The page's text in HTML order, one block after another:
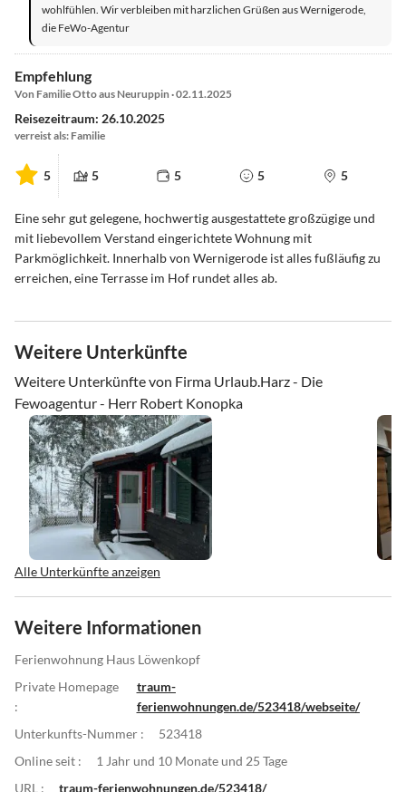
wohlfühlen. Wir verbleiben mit harzlichen Grüßen aus Wernigerode,
die FeWo-Agentur
Empfehlung
Von Familie Otto aus Neuruppin · 02.11.2025
Reisezeitraum: 26.10.2025
verreist als: Familie
5 5 5 5 5
Eine sehr gut gelegene, hochwertig ausgestattete großzügige und
mit liebevollem Verstand eingerichtete Wohnung mit
Parkmöglichkeit. Innerhalb von Wernigerode ist alles fußläufig zu
erreichen, eine Terrasse im Hof rundet alles ab.
Weitere Unterkünfte
Weitere Unterkünfte von Firma Urlaub.Harz - Die
Fewoagentur - Herr Robert Konopka
Alle Unterkünfte anzeigen
Weitere Informationen
Ferienwohnung Haus Löwenkopf
Private Homepage
:
traum-
ferienwohnungen.de/523418/webseite/
Unterkunfts-Nummer :
523418
Online seit :
1 Jahr und 10 Monate und 25 Tage
URL :
traum-ferienwohnungen.de/523418/